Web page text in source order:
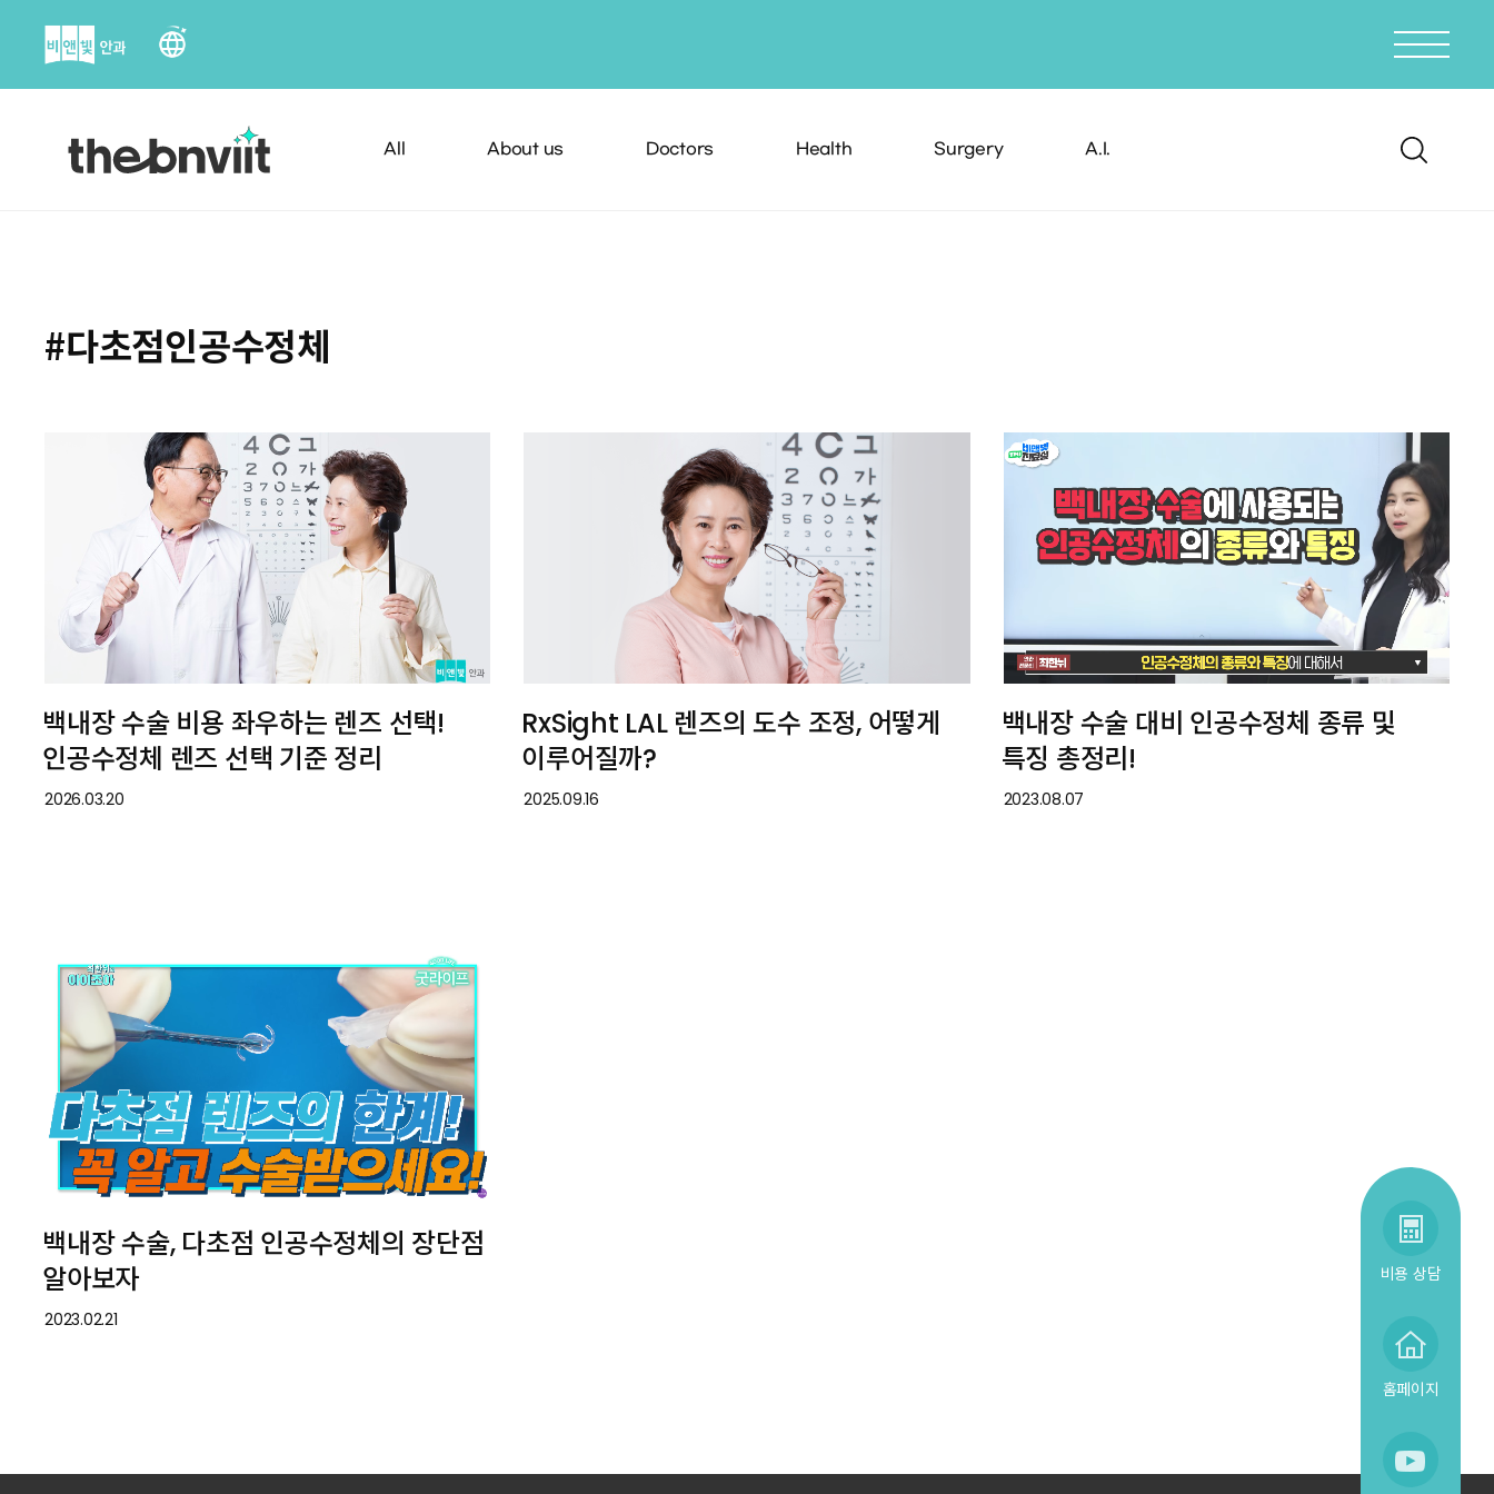
content
All About us Doctors Health Surgery A.I.
비용 상담
홈페이지
#다초점인공수정체
백내장 수술 비용 좌우하는 렌즈 선택!
인공수정체 렌즈 선택 기준 정리
2026.03.20
RxSight LAL 렌즈의 도수 조정, 어떻게
이루어질까?
2025.09.16
백내장 수술 대비 인공수정체 종류 및
특징 총정리!
2023.08.07
백내장 수술, 다초점 인공수정체의 장단점
알아보자
2023.02.21